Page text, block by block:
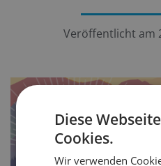
Veröffentlicht am
Diese
Cookies.
Wir verwenden